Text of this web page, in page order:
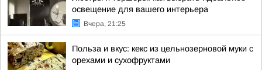
освещение для вашего интерьера
Вчера, 21:25
Польза и вкус: кекс из цельнозерновой муки с
орехами и сухофруктами